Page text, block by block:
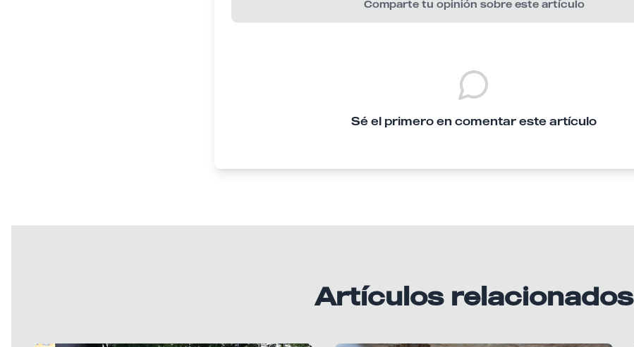
Comparte tu opinión sobre este artículo
Sé el primero en comentar este artículo
Artículos relacionados